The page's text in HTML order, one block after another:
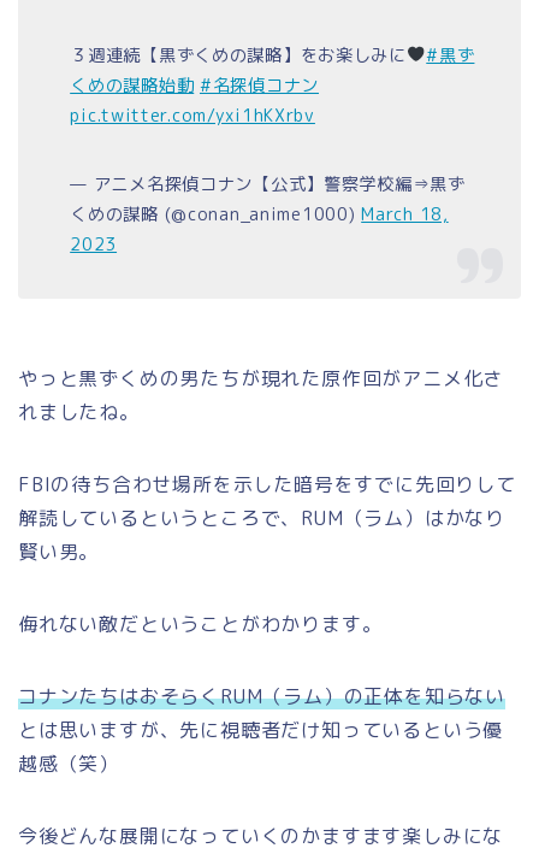
３週連続【黒ずくめの謀略】をお楽しみに
#黒ず
くめの謀略始動 #名探偵コナン
pic.twitter.com/yxi1hKXrbv
— アニメ名探偵コナン【公式】警察学校編⇒黒ず
くめの謀略 (@conan_anime1000)March 18,
2023
やっと黒ずくめの男たちが現れた原作回がアニメ化さ
れましたね。
FBIの待ち合わせ場所を示した暗号をすでに先回りして
解読しているというところで、RUM（ラム）はかなり
賢い男。
侮れない敵だということがわかります。
コナンたちはおそらくRUM（ラム）の正体を知らない
とは思いますが、先に視聴者だけ知っているという優
越感（笑）
今後どんな展開になっていくのかますます楽しみにな